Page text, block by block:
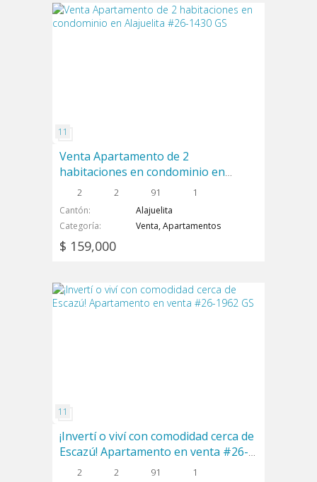
Venta Apartamento de 2
habitaciones en condominio en
Alajuelita #26-1430 GS
2 2 91 1
Cantón
Alajuelita
Categoría
Venta, Apartamentos
$ 159,000
¡Invertí o viví con comodidad cerca de
Escazú! Apartamento en venta #26-
1962 GS
2 2 91 1